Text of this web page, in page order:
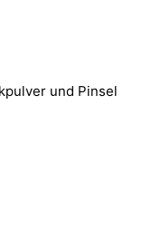
und Pinsel